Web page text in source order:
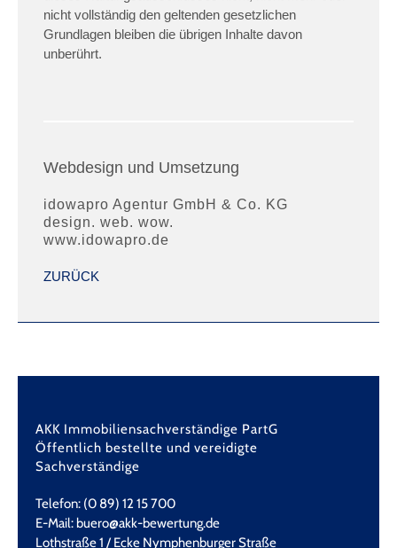
nicht vollständig den geltenden gesetzlichen
Grundlagen bleiben die übrigen Inhalte davon
unberührt.
Webdesign und Umsetzung
idowapro Agentur GmbH & Co. KG
design. web. wow.
www.idowapro.de
ZURÜCK
AKK Immobiliensachverständige PartG
Öffentlich bestellte und vereidigte
Sachverständige
Telefon: (0 89) 12 15 700
E-Mail: buero@akk-bewertung.de
Lothstraße 1 / Ecke Nymphenburger Straße